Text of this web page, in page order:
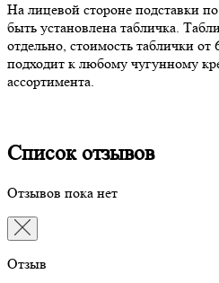
На лицевой стороне подставки
быть установлена табличка.
отдельно, стоимость таблички от
подходит к любому чугунному
ассортимента.
Список отзывов
Отзывов пока нет
Отзыв